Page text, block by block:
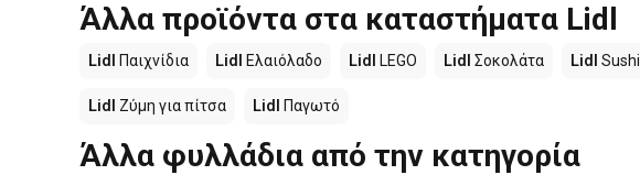
Άλλα προϊόντα στα καταστήματα Lidl
Lidl Παιχνίδια Lidl Ελαιόλαδο Lidl LEGO Lidl Σοκολάτα Lidl Sushi
Lidl Ζύμη για πίτσα Lidl Παγωτό
Άλλα φυλλάδια από την κατηγορία